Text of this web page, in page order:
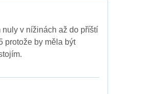
v nížinách až do příští
protože by měla být